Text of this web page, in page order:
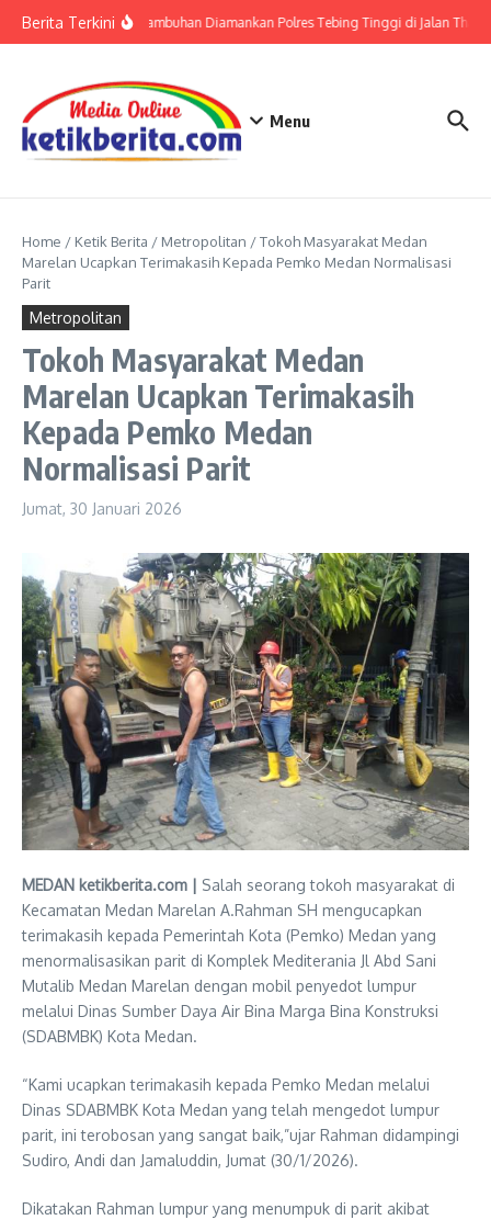
Berita TerkiniResidivis Kambuhan Diamankan Polres Tebing Tinggi di Jalan
Menu
Home / Ketik Berita / Metropolitan /Tokoh Masyarakat Medan
Marelan Ucapkan Terimakasih Kepada Pemko Medan Normalisasi
Parit
Metropolitan
Tokoh Masyarakat Medan
Marelan Ucapkan Terimakasih
Kepada Pemko Medan
Normalisasi Parit
Jumat, 30 Januari 2026
MEDAN ketikberita.com | Salah seorang tokoh masyarakat di
Kecamatan Medan Marelan A.Rahman SH mengucapkan
terimakasih kepada Pemerintah Kota (Pemko) Medan yang
menormalisasikan parit di Komplek Mediterania Jl Abd Sani
Mutalib Medan Marelan dengan mobil penyedot lumpur
melalui Dinas Sumber Daya Air Bina Marga Bina Konstruksi
(SDABMBK) Kota Medan.
“Kami ucapkan terimakasih kepada Pemko Medan melalui
Dinas SDABMBK Kota Medan yang telah mengedot lumpur
parit, ini terobosan yang sangat baik,”ujar Rahman didampingi
Sudiro, Andi dan Jamaluddin, Jumat (30/1/2026).
Dikatakan Rahman lumpur yang menumpuk di parit akibat